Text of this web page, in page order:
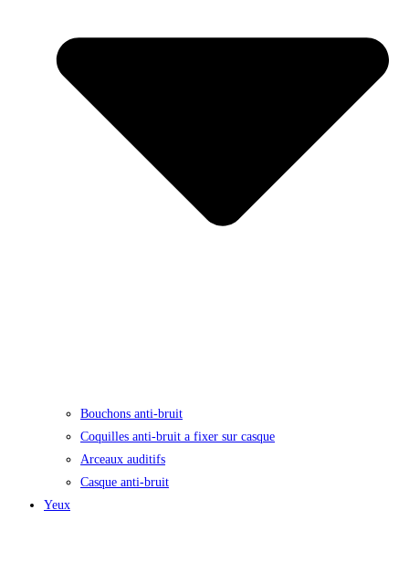
Bouchons anti-bruit
Coquilles anti-bruit a fixer sur casque
Arceaux auditifs
Casque anti-bruit
Yeux